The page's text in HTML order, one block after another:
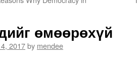
өмөөрөхүй
2017by mendee